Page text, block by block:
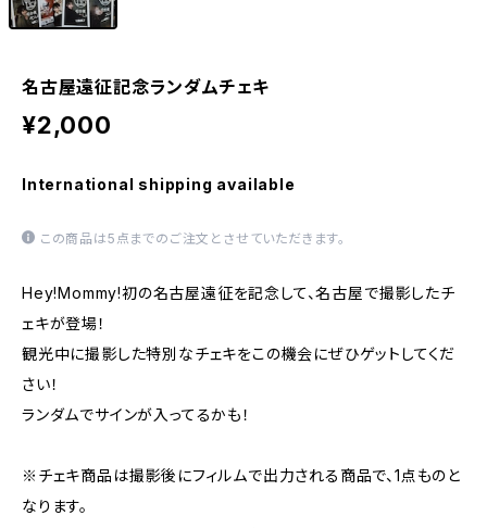
名古屋遠征記念ランダムチェキ
¥2,000
International shipping available
この商品は5点までのご注文とさせていただきます。
Hey!Mommy!初の名古屋遠征を記念して、名古屋で撮影したチ
ェキが登場！
観光中に撮影した特別なチェキをこの機会にぜひゲットしてくだ
さい！
ランダムでサインが入ってるかも！
※チェキ商品は撮影後にフィルムで出力される商品で、1点ものと
なります。